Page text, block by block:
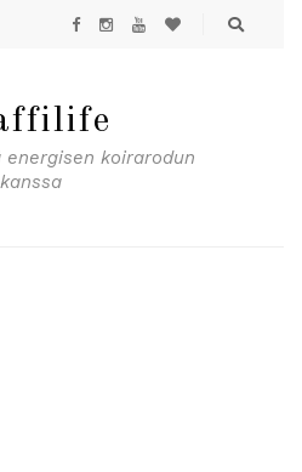
koirarodun
kanssa